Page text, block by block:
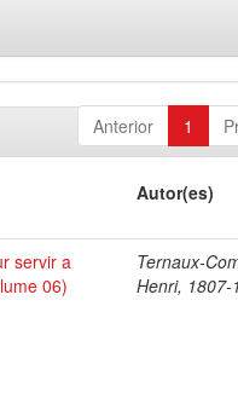
Anterior 1
Autor(es)
servir a
06)
Ternaux-
Henri, 1807-